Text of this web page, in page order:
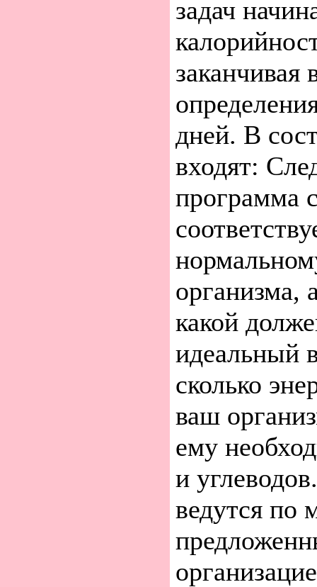
задач
заканчивая
дней. В
входят:
программа
организма,
какой
идеальный
сколько
ваш
ему
и
ведутся по